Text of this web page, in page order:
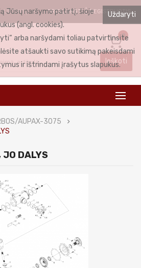
LIETUVIŲ PRISIJUNGTI REGISTRUOTIS
0
Ieškoti
AUPAX-3075
JO DALYS
Uždaryti
Jūsų naršymo patirtį, šioje
(angl. cookies).
arba naršydami toliau patvirtinsite
atšaukti savo sutikimą pakeisdami
ir ištrindami įrašytus slapukus.